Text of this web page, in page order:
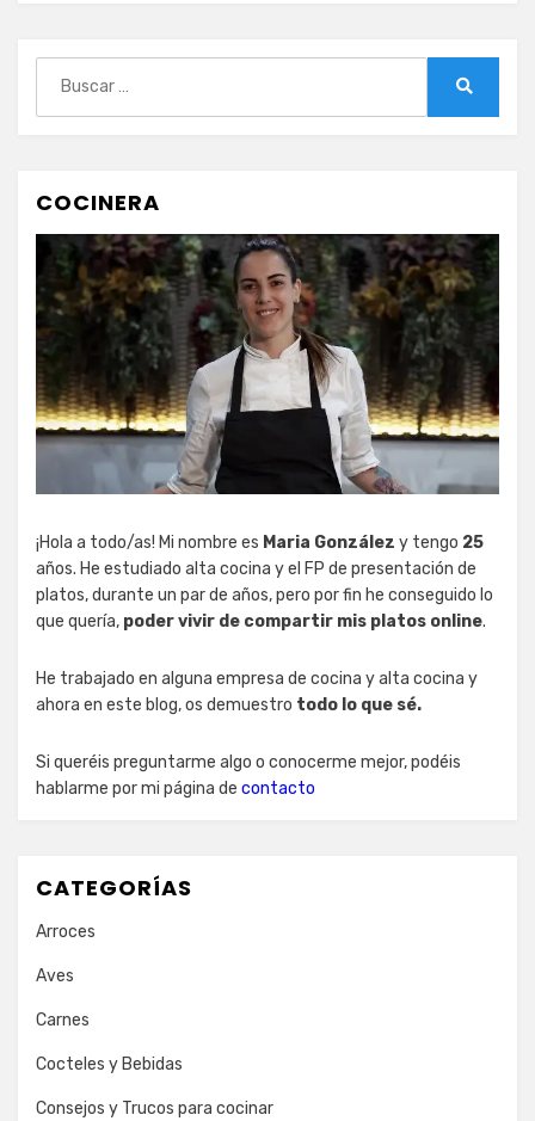
COCINERA
¡Hola a todo/as! Mi nombre es Maria González y tengo 25
años. He estudiado alta cocina y el FP de presentación de
platos, durante un par de años, pero por fin he conseguido lo
que quería, poder vivir de compartir mis platos online.
He trabajado en alguna empresa de cocina y alta cocina y
ahora en este blog, os demuestro todo lo que sé.
Si queréis preguntarme algo o conocerme mejor, podéis
hablarme por mi página de contacto
CATEGORÍAS
Arroces
Aves
Carnes
Cocteles y Bebidas
Consejos y Trucos para cocinar